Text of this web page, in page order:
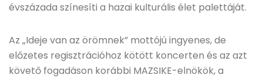
évszázada színesíti a hazai kulturális élet palettáját.
Az „Ideje van az örömnek” mottójú ingyenes, de
előzetes regisztrációhoz kötött koncerten és az azt
követő fogadáson korábbi MAZSIKE-elnökök, a